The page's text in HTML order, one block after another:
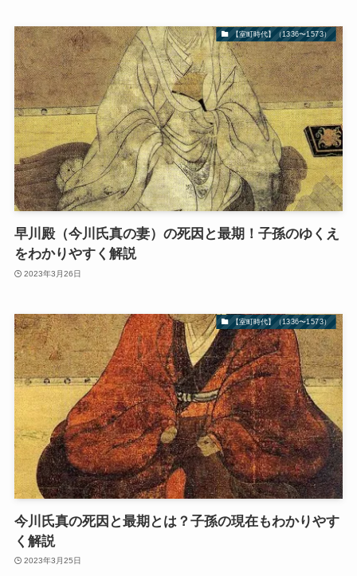
【室町時代】（1336〜1573）
早川殿（今川氏真の妻）の死因と最期！子孫のゆくえ
をわかりやすく解説
2023年3月26日
【室町時代】（1336〜1573）
今川氏真の死因と最期とは？子孫の現在もわかりやす
く解説
2023年3月25日